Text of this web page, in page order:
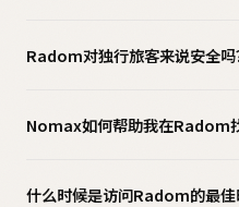
Radom对独行旅客来说安全吗
Nomax如何帮助我在Radom
什么时候是访问Radom的最佳